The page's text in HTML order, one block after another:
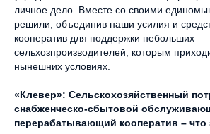
личное дело. Вместе со своими
решили, объединив наши усилия и
кооператив для поддержки небольших
сельхозпроизводителей, которым
нынешних условиях.
«Клевер»: Сельскохозяйственный
снабженческо-сбытовой
перерабатывающий кооператив – что